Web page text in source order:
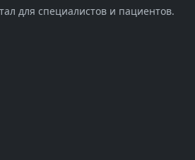
для специалистов и пациентов.